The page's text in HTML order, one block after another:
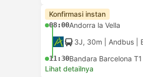
Konfirmasi instan
08:00Andorra la Vella
3J, 30m | Andbus
11:30Bandara Barcelona T1
Lihat detailnya